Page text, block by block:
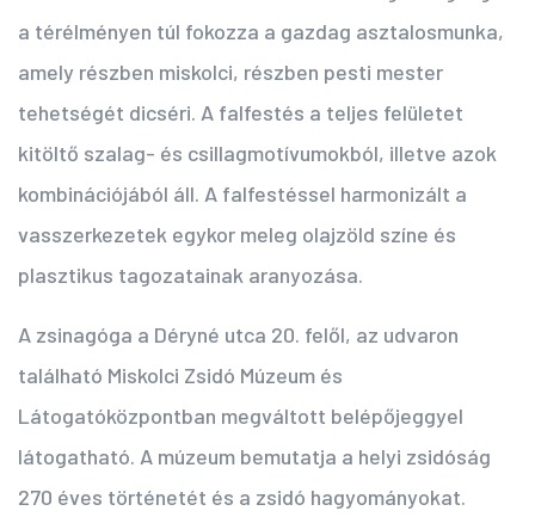
a térélményen túl fokozza a gazdag asztalosmunka,
amely részben miskolci, részben pesti mester
tehetségét dicséri. A falfestés a teljes felületet
kitöltő szalag- és csillagmotívumokból, illetve azok
kombinációjából áll. A falfestéssel harmonizált a
vasszerkezetek egykor meleg olajzöld színe és
plasztikus tagozatainak aranyozása.
A zsinagóga a Déryné utca 20. felől, az udvaron
található Miskolci Zsidó Múzeum és
Látogatóközpontban megváltott belépőjeggyel
látogatható. A múzeum bemutatja a helyi zsidóság
270 éves történetét és a zsidó hagyományokat.